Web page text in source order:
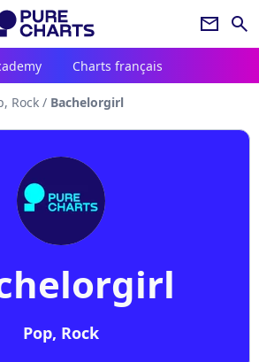
newsletter search
Charts français
Rock / Bachelorgirl
Pop, Rock